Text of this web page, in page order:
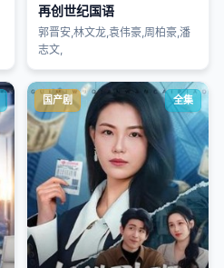
再创世纪国语
郭晋安,林文龙,袁伟豪,周柏豪,潘
志文,
国产剧 全集